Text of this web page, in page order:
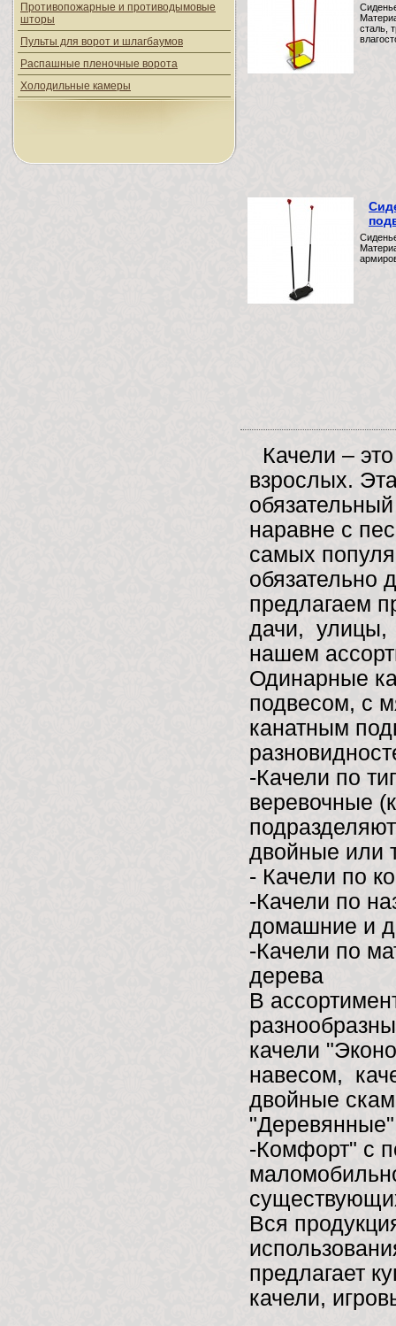
Противопожарные и противодымовые
шторы
Пульты для ворот и шлагбаумов
Распашные пленочные ворота
Холодильные камеры
сталь,
Качели –
взрослых.
наравне с
самых
обязательно
предлагаем
дачи, улицы,
нашем
Одинарные
подвесом, с
канатным
-Качели по
веревочные
двойные или
- Качели по
-Качели по
домашние и
-Качели по
дерева
В
качели
навесом,
двойные
-Комфорт" с
Вся
предлагает
качели,